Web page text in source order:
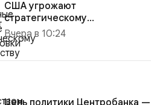
США угрожают
стратегическому
пространству России и мира
Вчера в 10:24
Цель политики Центробанка —